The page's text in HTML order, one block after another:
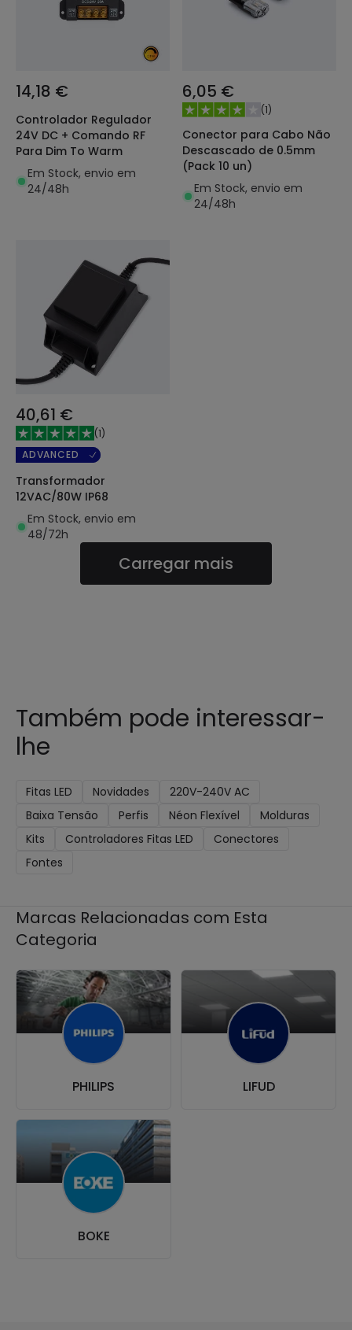
14,18 €
Controlador Regulador
24V DC + Comando RF
Para Dim To Warm
Em Stock, envio em
24/48h
6,05 €
(1)
Conector para Cabo Não
Descascado de 0.5mm
(Pack 10 un)
Em Stock, envio em
24/48h
40,61 €
(1)
ADVANCED
Transformador
12VAC/80W IP68
Em Stock, envio em
48/72h
Carregar mais
Também pode interessar-
lhe
Fitas LED Novidades
220V-240V AC
Baixa Tensão
Perfis Néon Flexível
Molduras
Kits
Controladores Fitas LED
Conectores
Fontes
Marcas Relacionadas com Esta
Categoria
PHILIPS LIFUD
BOKE